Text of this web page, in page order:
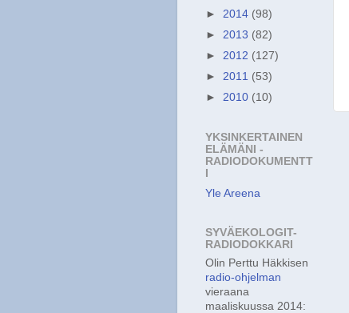
► 2014 (98)
► 2013 (82)
► 2012 (127)
► 2011 (53)
► 2010 (10)
YKSINKERTAINEN
ELÄMÄNI -
RADIODOKUMENTT
Yle Areena
SYVÄEKOLOGIT-
RADIODOKKARI
Olin Perttu Häkkisen
radio-ohjelman
vieraana
maaliskuussa 2014: